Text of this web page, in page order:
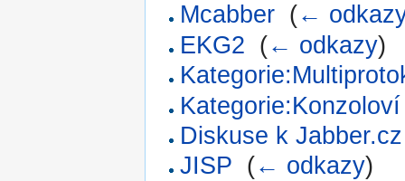
Mcabber (←
EKG2 (← odkazy)
Diskuse k
JISP (← odkazy)